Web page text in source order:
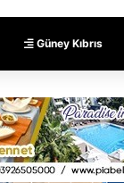
Güney Kıbrıs